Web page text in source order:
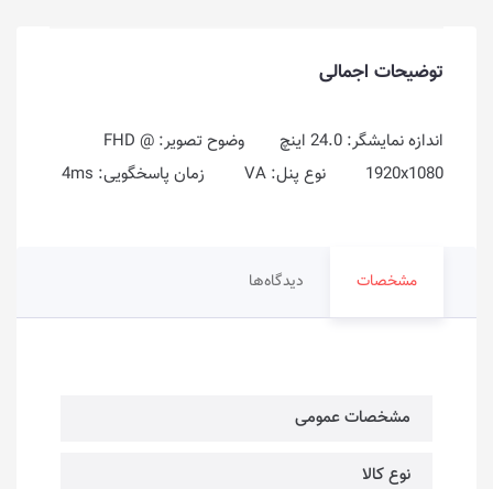
توضیحات اجمالی
اندازه نمایشگر: 24.0 اینچ وضوح تصویر: FHD @
1920x1080 نوع پنل: VA زمان پاسخگویی: 4ms
مشخصات دیدگاه‌ها
مشخصات عمومی
نوع کالا